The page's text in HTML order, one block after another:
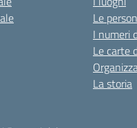
Le
I numeri
Le carte
La storia